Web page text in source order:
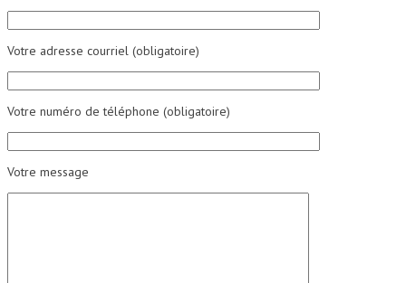
Votre adresse courriel (obligatoire)
Votre numéro de téléphone (obligatoire)
Votre message